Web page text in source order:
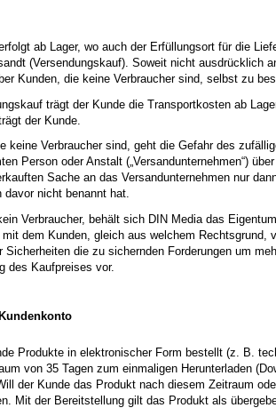
ab Lager, wo auch der Erfüllungsort für die
(Versendungskauf). Soweit nicht ausdrücklich
Kunden, die keine Verbraucher sind, selbst zu
trägt der Kunde die Transportkosten ab
der Kunde.
Verbraucher sind, geht die Gefahr des
Person oder Anstalt („Versandunternehmen“)
Sache an das Versandunternehmen nur
davor nicht benannt hat.
Verbraucher, behält sich DIN Media das
dem Kunden, gleich aus welchem
Sicherheiten die zu sichernden Forderungen um
des Kaufpreises vor.
Produkte in elektronischer Form bestellt (z. B.
von 35 Tagen zum einmaligen Herunterladen
der Kunde das Produkt nach diesem Zeitraum
Mit der Bereitstellung gilt das Produkt als